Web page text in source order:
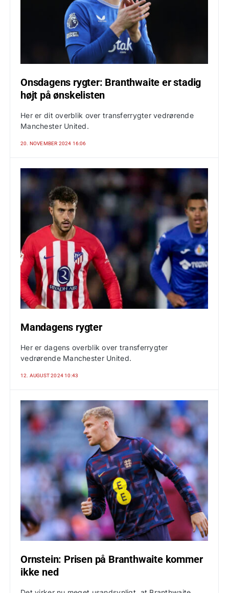
Onsdagens rygter: Branthwaite er stadig
højt på ønskelisten
Her er dit overblik over transferrygter vedrørende
Manchester United.
20. NOVEMBER 2024 16:06
Mandagens rygter
Her er dagens overblik over transferrygter
vedrørende Manchester United.
12. AUGUST 2024 10:43
Ornstein: Prisen på Branthwaite kommer
ikke ned